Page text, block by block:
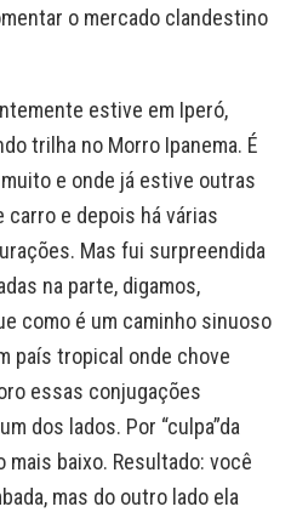
o mercado clandestino
estive em Iperó,
trilha no Morro Ipanema. É
e onde já estive outras
carro e depois há várias
Mas fui surpreendida
na parte, digamos,
como é um caminho sinuoso
país tropical onde chove
essas conjugações
dos lados. Por “culpa”da
mais baixo. Resultado: você
mas do outro lado ela